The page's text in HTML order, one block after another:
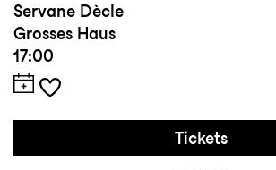
Servane Dècle
Grosses Haus
17:00
Tickets